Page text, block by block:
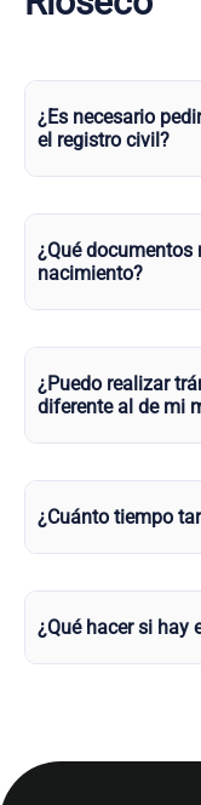
¿Es necesario
el registro civil?
¿Qué
nacimiento?
¿Puedo realizar
diferente al de mi
¿Cuánto tiempo
¿Qué hacer si hay